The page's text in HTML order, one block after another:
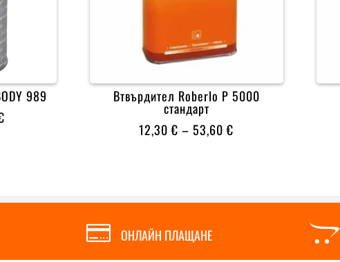
989
PRICE
Втвърдител Roberlo P 5000
стандарт
12,30€ – 53,60€
53,60 €
 ОНЛАЙН ПЛАЩАНЕ 